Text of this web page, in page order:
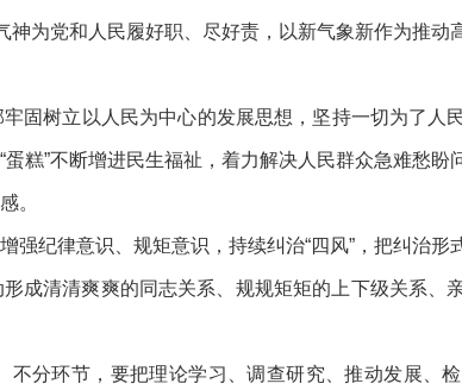
神为党和人民履好职、尽好责，以新气象新作为推
固树立以人民为中心的发展思想，坚持一切为了人
“蛋糕”不断增进民生福祉，着力解决人民群众急难愁
。
强纪律意识、规矩意识，持续纠治“四风”，把纠治形
成清清爽爽的同志关系、规规矩矩的上下级关系、
不分环节，要把理论学习、调查研究、推动发展、